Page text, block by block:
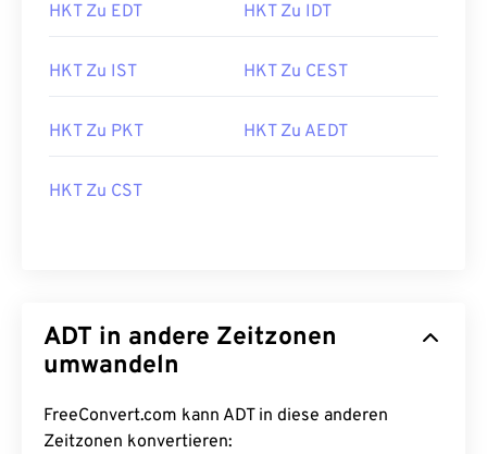
HKT Zu EDT HKT Zu IDT
HKT Zu IST HKT Zu CEST
HKT Zu PKT HKT Zu AEDT
HKT Zu CST
ADT in andere Zeitzonen
umwandeln
FreeConvert.com kann ADT in diese anderen
Zeitzonen konvertieren: